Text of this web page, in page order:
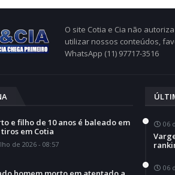
O site Cotia e Cia não
utilizar nossos conteúdos,
WhatsApp (11) 97717-3516
e filho de 10 anos é baleado em
em Cotia
de 2026 - 08:57
06
06